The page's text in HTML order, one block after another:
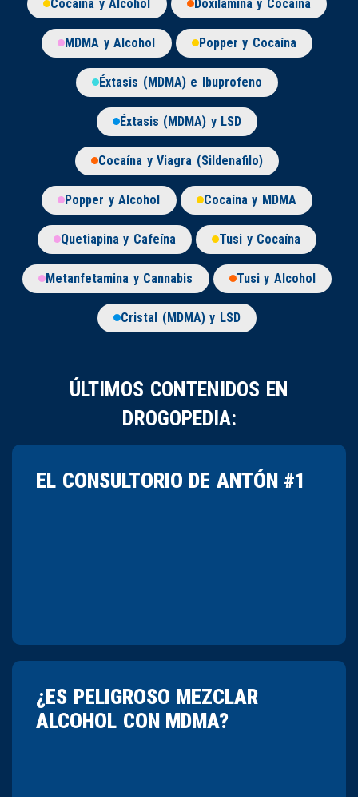
Cocaína y Alcohol Doxilamina y Cocaína
MDMA y Alcohol Popper y Cocaína
Éxtasis (MDMA) e Ibuprofeno
Éxtasis (MDMA) y LSD
Cocaína y Viagra (Sildenafilo)
Popper y Alcohol Cocaína y MDMA
Quetiapina y Cafeína Tusi y Cocaína
Metanfetamina y Cannabis Tusi y Alcohol
Cristal (MDMA) y LSD
ÚLTIMOS CONTENIDOS EN
DROGOPEDIA:
EL CONSULTORIO DE ANTÓN #1
¿ES PELIGROSO MEZCLAR
ALCOHOL CON MDMA?